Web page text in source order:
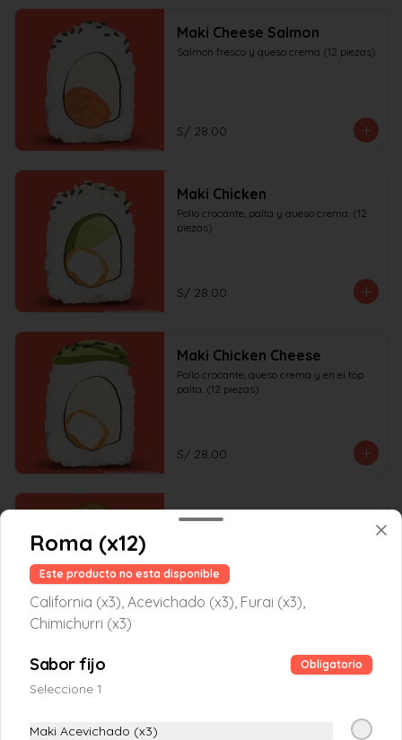
Maki Cheese Salmon
Salmon fresco y queso crema (12 piezas)
S/ 28.00
Maki Chicken
Pollo crocante, palta y queso crema. (12
piezas)
S/ 28.00
Maki Chicken Cheese
Pollo crocante, queso crema y en el top
palta. (12 piezas)
S/ 28.00
Maki Chicken Furai
S/ 28.00
Maki Chicken Hot
Roma (x12)
Este producto no esta disponible
California (x3), Acevichado (x3), Furai (x3),
Chimichurri (x3)
Sabor fijo Obligatorio
Seleccione 1
Maki Acevichado (x3)